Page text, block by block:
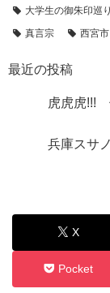
大学生の御朱印巡り
真言宗
西宮市
最近の投稿
虎虎虎!!!
兵庫スサ
X
Pocket